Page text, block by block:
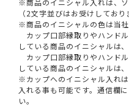
※商品のイニシャル入れは、
（2文字並びはお受けしており
※商品のイニシャルの色は当社
カップ口部縁取りやハンド
している商品のイニシャルは、
カップ口部縁取りやハンド
している商品のイニシャルは、
※カップへのイニシャル入れ
入れる事も可能です。通信欄
い。